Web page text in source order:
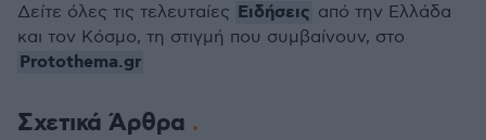
Σχετικά Άρθρα
Δείτε όλες τις τελευταίες Ειδήσεις από την Ελλάδα
και τον Κόσμο, τη στιγμή που συμβαίνουν, στο
Protothema.gr